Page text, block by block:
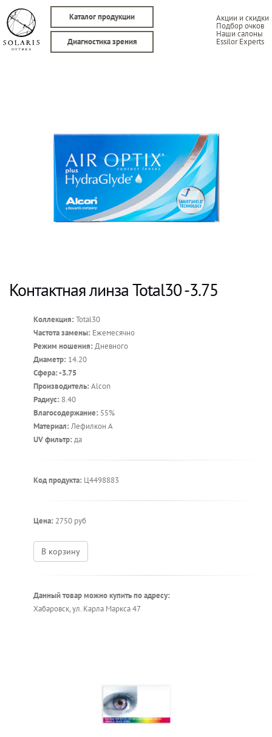
Каталог продукции Акции и скидки
Подбор очков
Наши салоны
Essilor Experts
Диагностика зрения
Контактная линза Total30 -3.75
Коллекция: Total30
Частота замены: Ежемесячно
Режим ношения: Дневного
Диаметр: 14.20
Сфера: -3.75
Производитель: Alcon
Радиус: 8.40
Влагосодержание: 55%
Материал: Лефилкон А
UV фильтр: да
Код продукта: Ц4498883
Цена: 2750 руб
В корзину
Данный товар можно купить по адресу:
Хабаровск, ул. Карла Маркса 47